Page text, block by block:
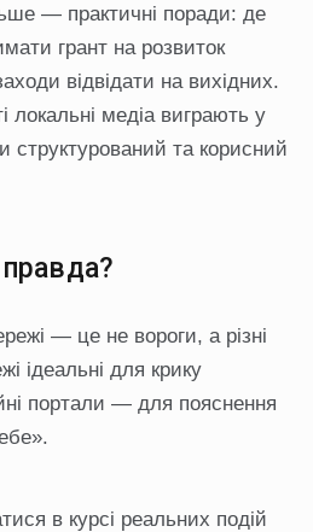
— практичні поради: де
грант на розвиток
відвідати на вихідних.
локальні медіа виграють у
та корисний
— це не вороги, а різні
ідеальні для крику
портали — для пояснення
в курсі реальних подій